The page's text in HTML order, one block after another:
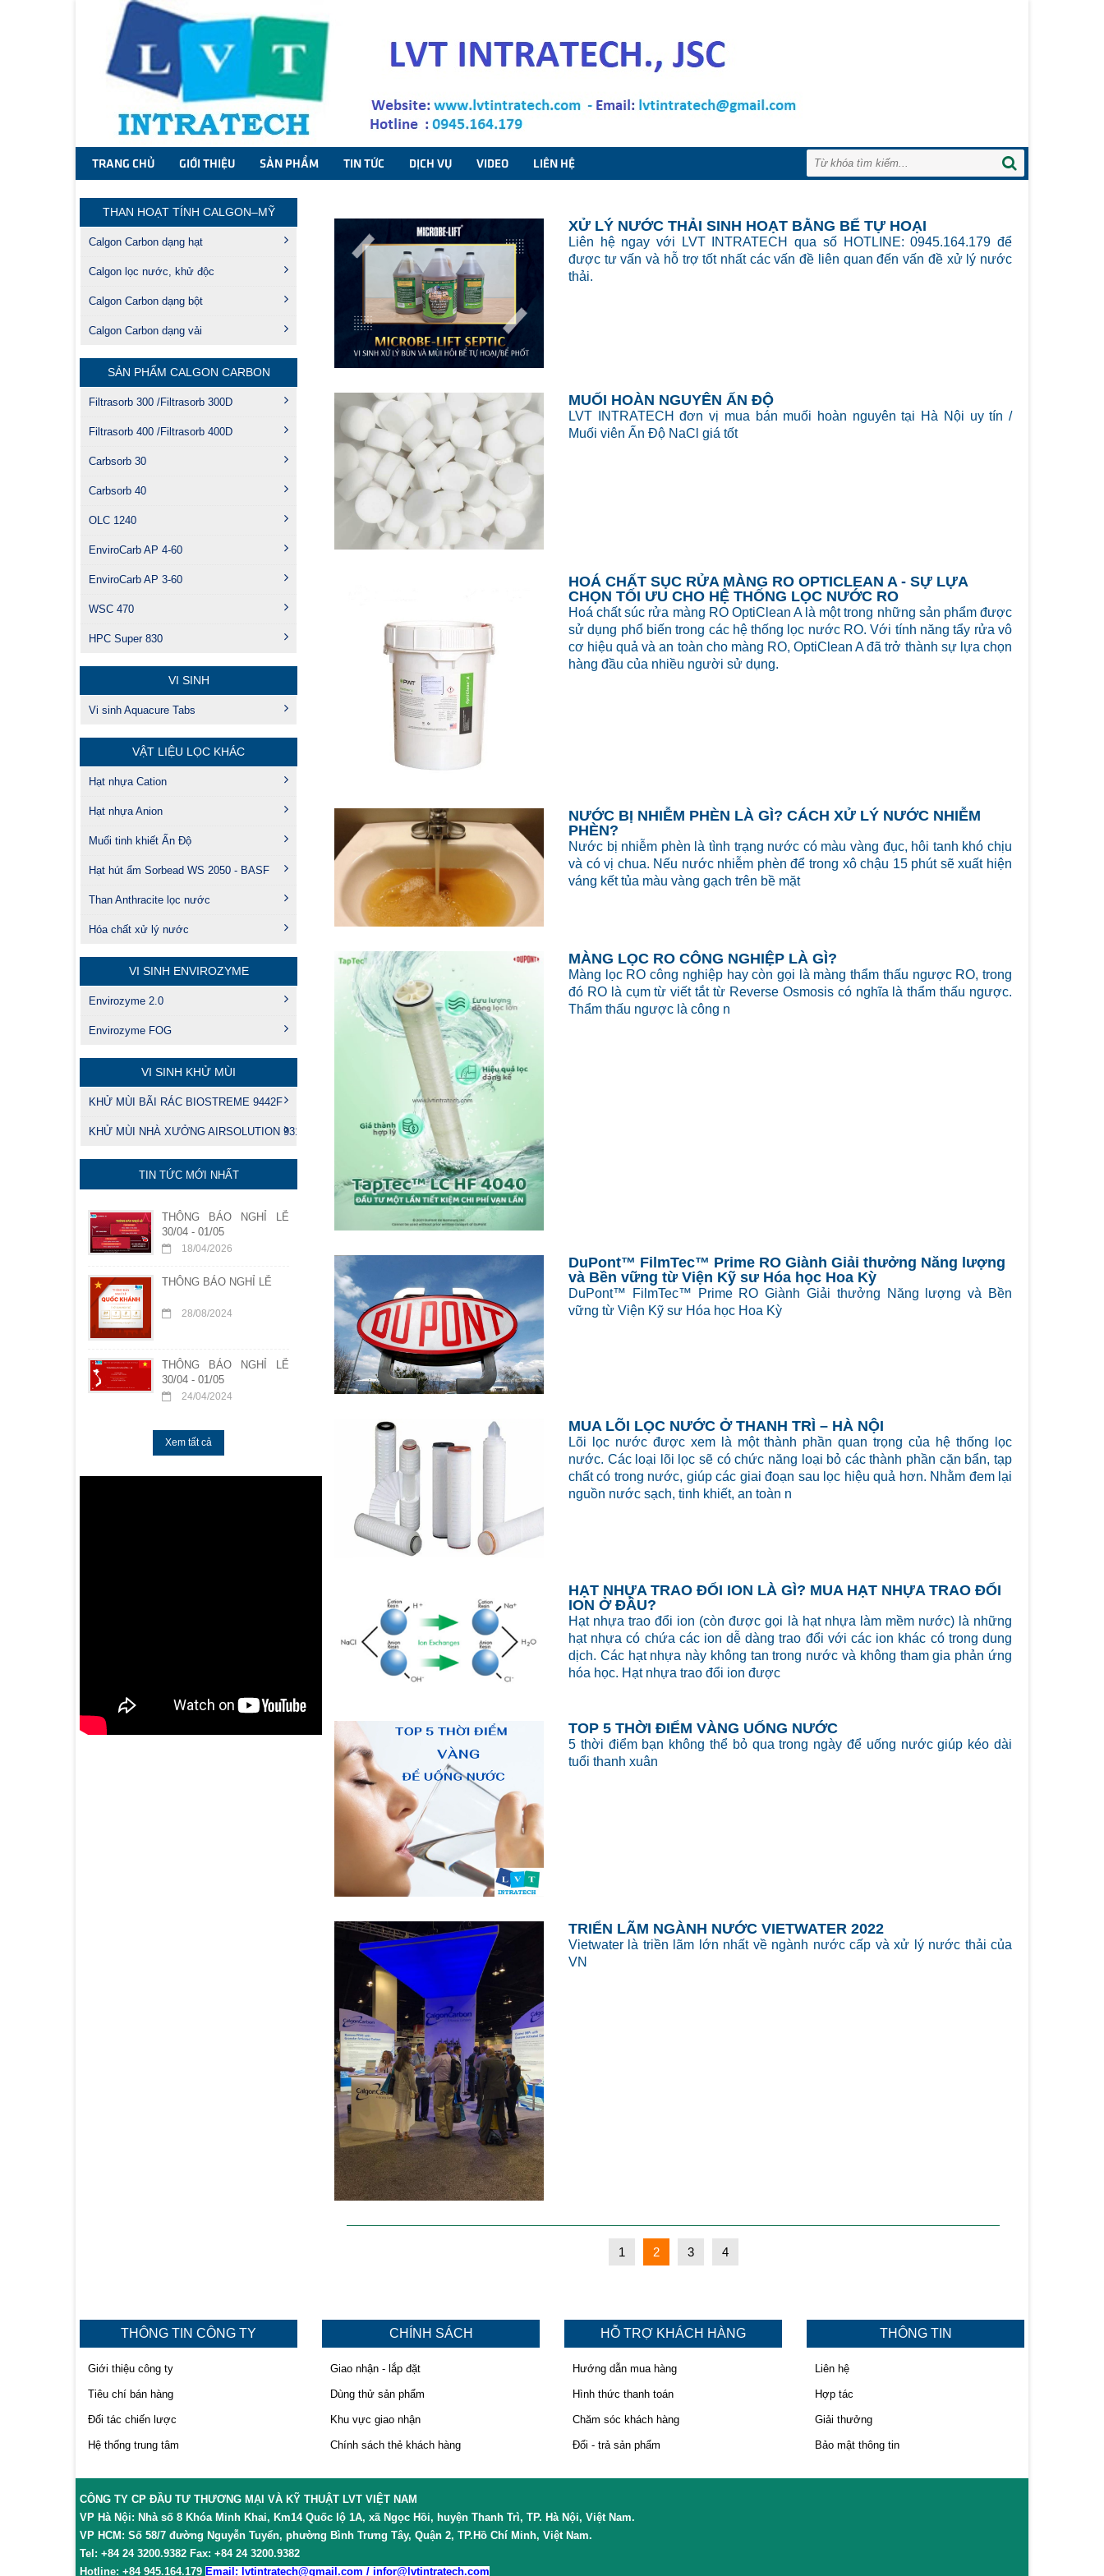
TRANG CHỦ GIỚI THIỆU SẢN PHẨM TIN TỨC DỊCH VỤ VIDEO LIÊN HỆ
THAN HOẠT TÍNH CALGON–MỸ
Calgon Carbon dạng hạt
Calgon lọc nước, khử độc
Calgon Carbon dạng bột
Calgon Carbon dạng vải
SẢN PHẨM CALGON CARBON
Filtrasorb 300 /Filtrasorb 300D
Filtrasorb 400 /Filtrasorb 400D
Carbsorb 30
Carbsorb 40
OLC 1240
EnviroCarb AP 4-60
EnviroCarb AP 3-60
WSC 470
HPC Super 830
VI SINH
Vi sinh Aquacure Tabs
VẬT LIỆU LỌC KHÁC
Hạt nhựa Cation
Hạt nhựa Anion
Muối tinh khiết Ấn Độ
Hạt hút ẩm Sorbead WS 2050 - BASF
Than Anthracite lọc nước
Hóa chất xử lý nước
VI SINH ENVIROZYME
Envirozyme 2.0
Envirozyme FOG
VI SINH KHỬ MÙI
KHỬ MÙI BÃI RÁC BIOSTREME 9442F
KHỬ MÙI NHÀ XƯỞNG AIRSOLUTION 9314
TIN TỨC MỚI NHẤT
THÔNG BÁO NGHỈ LỄ
30/04 - 01/05
18/04/2026
THÔNG BÁO NGHỈ LỄ
28/08/2024
THÔNG BÁO NGHỈ LỄ
30/04 - 01/05
24/04/2024
Xem tất cả
XỬ LÝ NƯỚC THẢI SINH HOẠT BẰNG BỂ TỰ HOẠI
Liên hệ ngay với LVT INTRATECH qua số HOTLINE: 0945.164.179 để
được tư vấn và hỗ trợ tốt nhất các vấn đề liên quan đến vấn đề xử lý nước
thải.
MUỐI HOÀN NGUYÊN ẤN ĐỘ
LVT INTRATECH đơn vị mua bán muối hoàn nguyên tại Hà Nội uy tín /
Muối viên Ấn Độ NaCl giá tốt
HOÁ CHẤT SỤC RỬA MÀNG RO OPTICLEAN A - SỰ LỰA
CHỌN TỐI ƯU CHO HỆ THỐNG LỌC NƯỚC RO
Hoá chất súc rửa màng RO OptiClean A là một trong những sản phẩm được
sử dụng phổ biến trong các hệ thống lọc nước RO. Với tính năng tẩy rửa vô
cơ hiệu quả và an toàn cho màng RO, OptiClean A đã trở thành sự lựa chọn
hàng đầu của nhiều người sử dụng.
NƯỚC BỊ NHIỄM PHÈN LÀ GÌ? CÁCH XỬ LÝ NƯỚC NHIỄM
PHÈN?
Nước bị nhiễm phèn là tình trạng nước có màu vàng đục, hôi tanh khó chịu
và có vị chua. Nếu nước nhiễm phèn để trong xô chậu 15 phút sẽ xuất hiện
váng kết tủa màu vàng gạch trên bề mặt
MÀNG LỌC RO CÔNG NGHIỆP LÀ GÌ?
Màng lọc RO công nghiệp hay còn gọi là màng thẩm thấu ngược RO, trong
đó RO là cụm từ viết tắt từ Reverse Osmosis có nghĩa là thẩm thấu ngược.
Thẩm thấu ngược là công n
DuPont™ FilmTec™ Prime RO Giành Giải thưởng Năng lượng
và Bền vững từ Viện Kỹ sư Hóa học Hoa Kỳ
DuPont™ FilmTec™ Prime RO Giành Giải thưởng Năng lượng và Bền
vững từ Viện Kỹ sư Hóa học Hoa Kỳ
MUA LÕI LỌC NƯỚC Ở THANH TRÌ – HÀ NỘI
Lõi lọc nước được xem là một thành phần quan trọng của hệ thống lọc
nước. Các loại lõi lọc sẽ có chức năng loại bỏ các thành phần cặn bẩn, tạp
chất có trong nước, giúp các giai đoạn sau lọc hiệu quả hơn. Nhằm đem lại
nguồn nước sạch, tinh khiết, an toàn n
HẠT NHỰA TRAO ĐỔI ION LÀ GÌ? MUA HẠT NHỰA TRAO ĐỔI
ION Ở ĐÂU?
Hạt nhựa trao đổi ion (còn được gọi là hạt nhựa làm mềm nước) là những
hạt nhựa có chứa các ion dễ dàng trao đổi với các ion khác có trong dung
dịch. Các hạt nhựa này không tan trong nước và không tham gia phản ứng
hóa học. Hạt nhựa trao đổi ion được
TOP 5 THỜI ĐIỂM VÀNG UỐNG NƯỚC
5 thời điểm bạn không thể bỏ qua trong ngày để uống nước giúp kéo dài
tuổi thanh xuân
TRIỂN LÃM NGÀNH NƯỚC VIETWATER 2022
Vietwater là triền lãm lớn nhất về ngành nước cấp và xử lý nước thải của
VN
1 2 3 4
THÔNG TIN CÔNG TY
Giới thiệu công ty
Tiêu chí bán hàng
Đối tác chiến lược
Hệ thống trung tâm
CHÍNH SÁCH
Giao nhận - lắp đặt
Dùng thử sản phẩm
Khu vực giao nhận
Chính sách thẻ khách hàng
HỖ TRỢ KHÁCH HÀNG
Hướng dẫn mua hàng
Hình thức thanh toán
Chăm sóc khách hàng
Đổi - trả sản phẩm
THÔNG TIN
Liên hệ
Hợp tác
Giải thưởng
Bảo mật thông tin
CÔNG TY CP ĐẦU TƯ THƯƠNG MẠI VÀ KỸ THUẬT LVT VIỆT NAM
VP Hà Nội: Nhà số 8 Khóa Minh Khai, Km14 Quốc lộ 1A, xã Ngọc Hồi, huyện Thanh Trì, TP. Hà Nội, Việt Nam.
VP HCM: Số 58/7 đường Nguyễn Tuyển, phường Bình Trưng Tây, Quận 2, TP.Hồ Chí Minh, Việt Nam.
Tel: +84 24 3200.9382 Fax: +84 24 3200.9382
Hotline: +84 945.164.179 Email: lvtintratech@gmail.com / infor@lvtintratech.com